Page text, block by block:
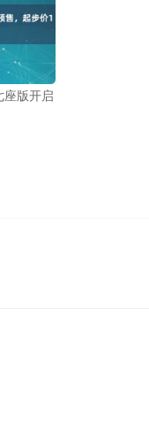
版开启